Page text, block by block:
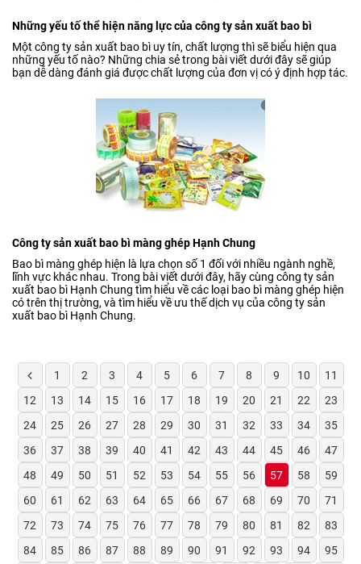
Những yếu tố thể hiện năng lực của công ty sản xuất bao bì
Một công ty sản xuất bao bì uy tín, chất lượng thì sẽ biểu hiện qua
những yếu tố nào? Những chia sẻ trong bài viết dưới đây sẽ giúp
bạn dễ dàng đánh giá được chất lượng của đơn vị có ý định hợp tác.
Công ty sản xuất bao bì màng ghép Hạnh Chung
Bao bì màng ghép hiện là lựa chọn số 1 đối với nhiều ngành nghề,
lĩnh vực khác nhau. Trong bài viết dưới đây, hãy cùng công ty sản
xuất bao bì Hạnh Chung tìm hiểu về các loại bao bì màng ghép hiện
có trên thị trường, và tìm hiểu về ưu thế dịch vụ của công ty sản
xuất bao bì Hạnh Chung.
1 2 3 4 5 6 7 8 9 10
11
12
13 14 15 16 17 18 19 20 21 22
23
24
25 26 27 28 29 30 31 32 33 34
35
36
37 38 39 40 41 42 43 44 45 46
47
48
49 50 51 52 53 54 55 56 57 58
59
60
61 62 63 64 65 66 67 68 69 70
71
72
73 74 75 76 77 78 79 80 81 82
83
84
85 86 87 88 89 90 91 92 93 94
95